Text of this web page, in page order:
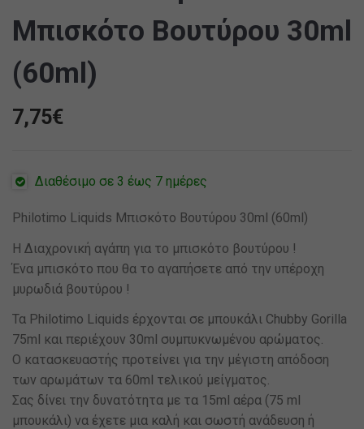
Μπισκότο Βουτύρου 30ml
(60ml)
7,75€
Διαθέσιμο σε 3 έως 7 ημέρες
Philotimo Liquids Μπισκότο Βουτύρου 30ml (60ml)
H Διαχρονική αγάπη για το μπισκότο βουτύρου !
Ένα μπισκότο που θα το αγαπήσετε από την υπέροχη
μυρωδιά βουτύρου !
Τα Philotimo Liquids έρχονται σε μπουκάλι Chubby Gorilla
75ml και περιέχουν 30ml συμπυκνωμένου αρώματος.
Ο κατασκευαστής προτείνει για την μέγιστη απόδοση
των αρωμάτων τα 60ml τελικού μείγματος.
Σας δίνει την δυνατότητα με τα 15ml αέρα (75 ml
μπουκάλι) να έχετε μια καλή και σωστή ανάδευση ή